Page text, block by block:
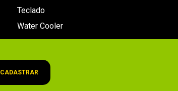
Teclado
Water Cooler
CADASTRAR